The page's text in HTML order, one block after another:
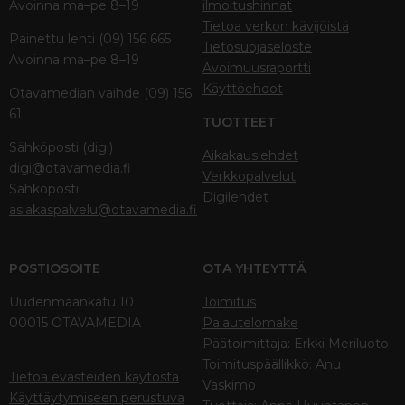
Avoinna ma–pe 8–19
Painettu lehti (09) 156 665
Avoinna ma–pe 8–19
Otavamedian vaihde (09) 156
61
Sähköposti (digi)
digi@otavamedia.fi
Sähköposti
asiakaspalvelu@otavamedia.fi
ilmoitushinnat
Tietoa verkon kävijöistä
Tietosuojaseloste
Avoimuusraportti
Käyttöehdot
TUOTTEET
Aikakauslehdet
Verkkopalvelut
Digilehdet
POSTIOSOITE
Uudenmaankatu 10
00015 OTAVAMEDIA
Tietoa evästeiden käytöstä
Käyttäytymiseen perustuva
OTA YHTEYTTÄ
Toimitus
Palautelomake
Päätoimittaja: Erkki Meriluoto
Toimituspäällikkö: Anu
Vaskimo